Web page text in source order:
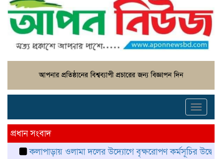
প্রধান সংবাদ
ওলামা দলের উদ্যোগে বৃক্ষরোপণ কর্মসূচির উদ্বোধন